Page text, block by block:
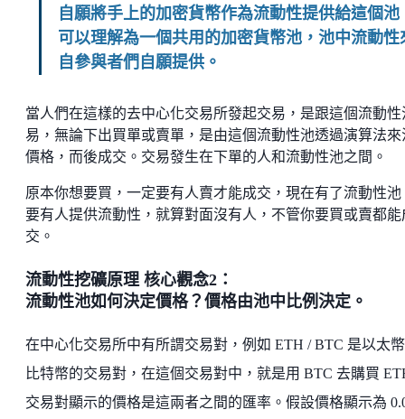
自願將手上的加密貨幣作為流動性提供給這個池
可以理解為一個共用的加密貨幣池，池中流動性
自參與者們自願提供。
當人們在這樣的去中心化交易所發起交易，是跟這個流動性
易，無論下出買單或賣單，是由這個流動性池透過演算法來
價格，而後成交。交易發生在下單的人和流動性池之間。
原本你想要買，一定要有人賣才能成交，現在有了流動性池
要有人提供流動性，就算對面沒有人，不管你要買或賣都能
交。
流動性挖礦原理 核心觀念2：
流動性池如何決定價格？價格由池中比例決定。
在中心化交易所中有所謂交易對，例如 ETH / BTC 是以太
比特幣的交易對，在這個交易對中，就是用 BTC 去購買
交易對顯示的價格是這兩者之間的匯率。假設價格顯示為